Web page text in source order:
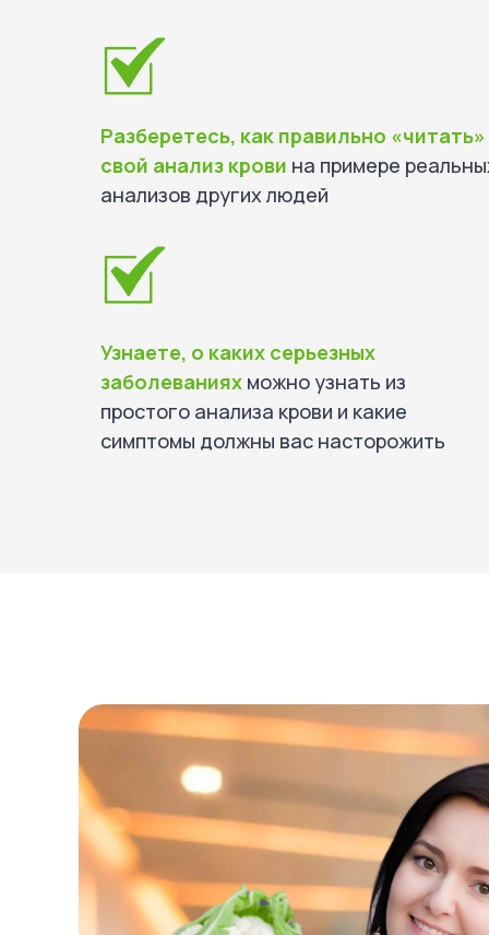
Разберетесь, как правильно «читать»
свой анализ крови на примере
анализов других людей
Узнаете, о каких серьезных
заболеваниях можно узнать из
простого анализа крови и какие
симптомы должны вас насторожить